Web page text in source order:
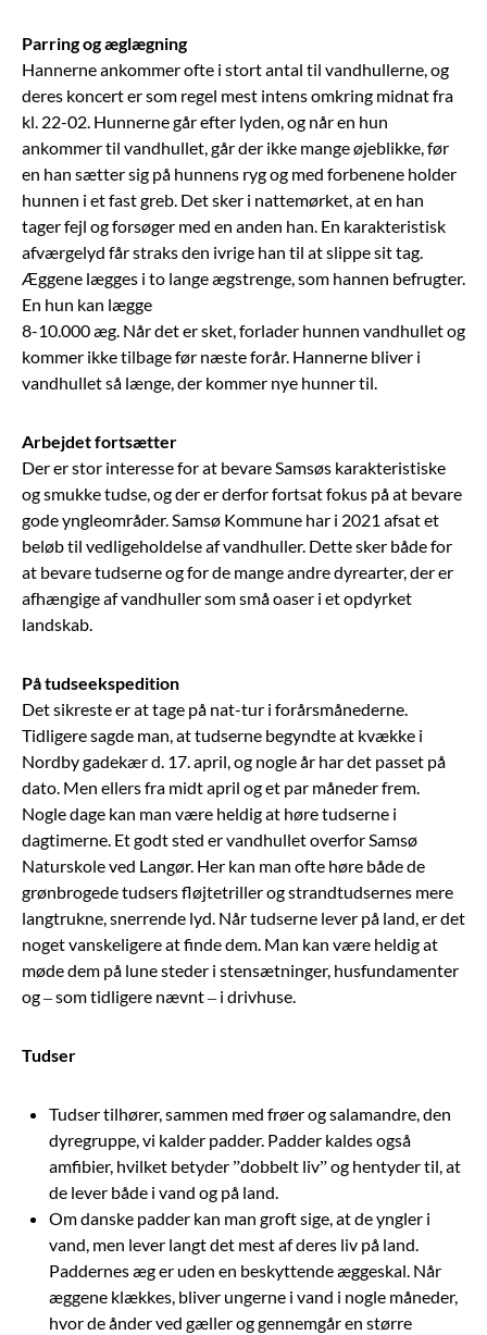
Parring og æglægning
Hannerne ankommer ofte i stort antal til vandhullerne, og
deres koncert er som regel mest intens omkring midnat fra
kl. 22-02. Hunnerne går efter lyden, og når en hun
ankommer til vandhullet, går der ikke mange øjeblikke, før
en han sætter sig på hunnens ryg og med forbenene holder
hunnen i et fast greb. Det sker i nattemørket, at en han
tager fejl og forsøger med en anden han. En karakteristisk
afværgelyd får straks den ivrige han til at slippe sit tag.
Æggene lægges i to lange ægstrenge, som hannen befrugter.
En hun kan lægge
8-10.000 æg. Når det er sket, forlader hunnen vandhullet og
kommer ikke tilbage før næste forår. Hannerne bliver i
vandhullet så længe, der kommer nye hunner til.
Arbejdet fortsætter
Der er stor interesse for at bevare Samsøs karakteristiske
og smukke tudse, og der er derfor fortsat fokus på at bevare
gode yngleområder. Samsø Kommune har i 2021 afsat et
beløb til vedligeholdelse af vandhuller. Dette sker både for
at bevare tudserne og for de mange andre dyrearter, der er
afhængige af vandhuller som små oaser i et opdyrket
landskab.
På tudseekspedition
Det sikreste er at tage på nat-tur i forårsmånederne.
Tidligere sagde man, at tudserne begyndte at kvække i
Nordby gadekær d. 17. april, og nogle år har det passet på
dato. Men ellers fra midt april og et par måneder frem.
Nogle dage kan man være heldig at høre tudserne i
dagtimerne. Et godt sted er vandhullet overfor Samsø
Naturskole ved Langør. Her kan man ofte høre både de
grønbrogede tudsers fløjtetriller og strandtudsernes mere
langtrukne, snerrende lyd. Når tudserne lever på land, er det
noget vanskeligere at finde dem. Man kan være heldig at
møde dem på lune steder i stensætninger, husfundamenter
og – som tidligere nævnt – i drivhuse.
Tudser
Tudser tilhører, sammen med frøer og salamandre, den
dyregruppe, vi kalder padder. Padder kaldes også
amfibier, hvilket betyder ”dobbelt liv” og hentyder til, at
de lever både i vand og på land.
Om danske padder kan man groft sige, at de yngler i
vand, men lever langt det mest af deres liv på land.
Paddernes æg er uden en beskyttende æggeskal. Når
æggene klækkes, bliver ungerne i vand i nogle måneder,
hvor de ånder ved gæller og gennemgår en større